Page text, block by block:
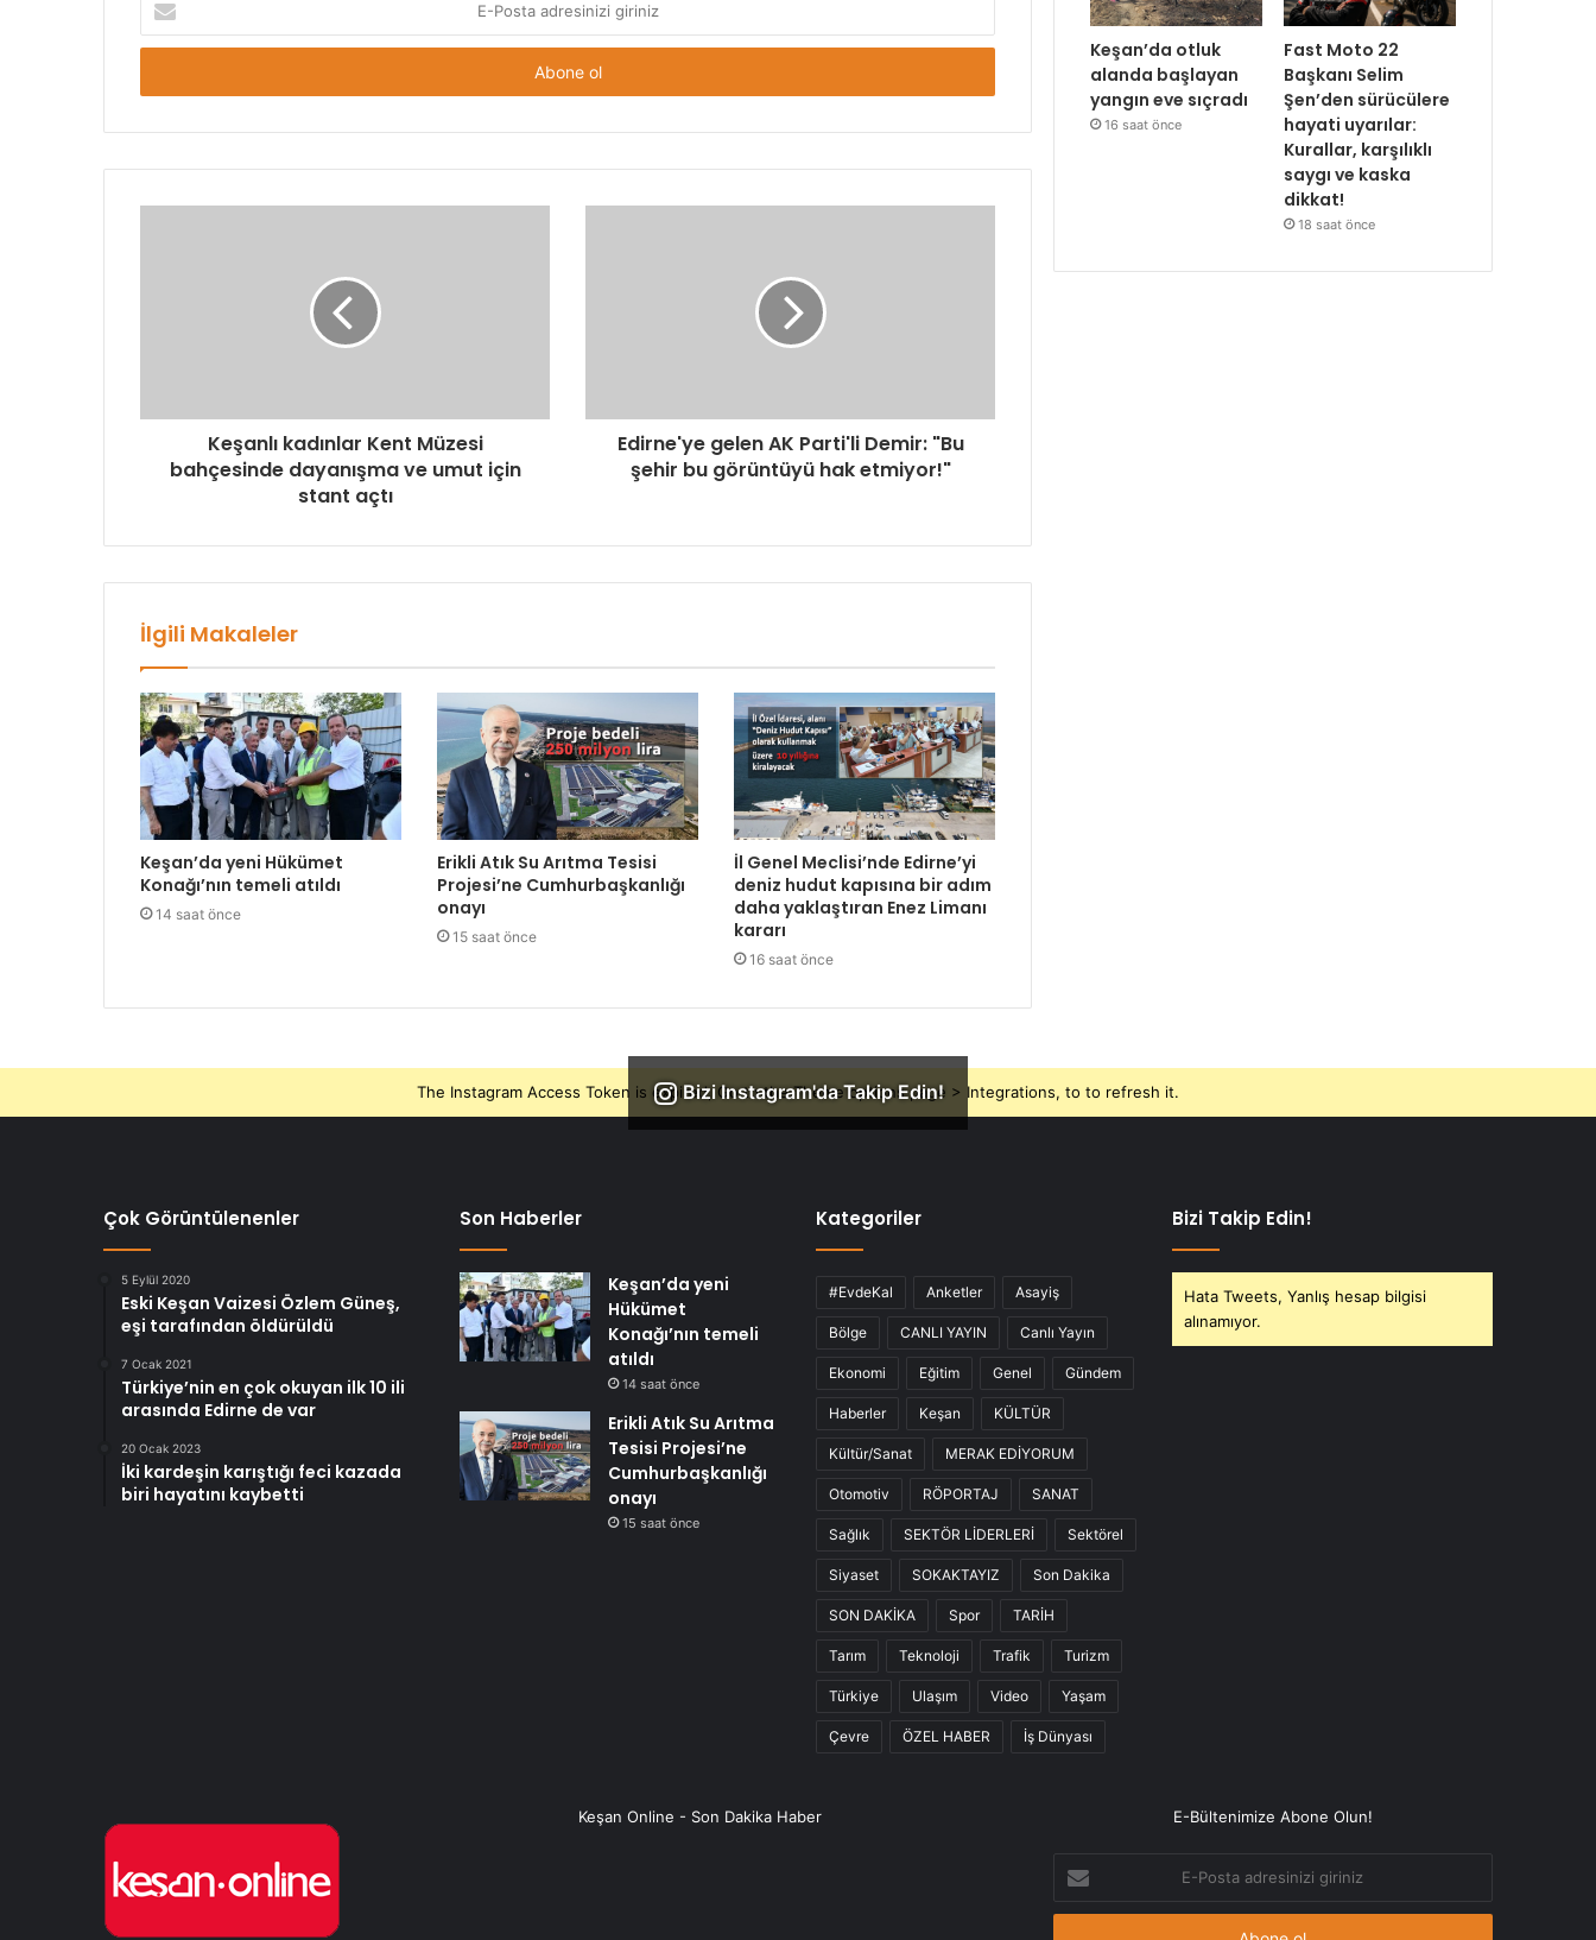
Posta
adresinizi
Keşanlı kadınlar Kent Müzesi
bahçesinde dayanışma ve umut için
stant açtı
Edirne'ye gelen AK Parti'li Demir: "Bu
şehir bu görüntüyü hak etmiyor!"
İlgili Makaleler
Keşan’da yeni Hükümet
Konağı’nın temeli atıldı
14 saat önce
Erikli Atık Su Arıtma Tesisi
Projesi’ne Cumhurbaşkanlığı
onayı
15 saat önce
İl Genel Meclisi’nde Edirne’yi
deniz hudut kapısına bir adım
daha yaklaştıran Enez Limanı
kararı
16 saat önce
Keşan’da otluk
alanda başlayan
yangın eve sıçradı
16 saat önce
Fast Moto 22
Başkanı Selim
Şen’den sürücülere
hayati uyarılar:
Kurallar, karşılıklı
saygı ve kaska
dikkat!
18 saat önce
Bizi Instagram'da Takip Edin!
The Instagram Access Token is expired, Go to the Theme options page > Integrations, to to refresh it.
Çok Görüntülenenler
5 Eylül 2020
Eski Keşan Vaizesi Özlem Güneş,
eşi tarafından öldürüldü
7 Ocak 2021
Türkiye’nin en çok okuyan ilk 10 ili
arasında Edirne de var
20 Ocak 2023
İki kardeşin karıştığı feci kazada
biri hayatını kaybetti
Son Haberler
Keşan’da yeni
Hükümet
Konağı’nın temeli
atıldı
14 saat önce
Erikli Atık Su Arıtma
Tesisi Projesi’ne
Cumhurbaşkanlığı
onayı
15 saat önce
Kategoriler
#EvdeKal Anketler Asayiş
Bölge CANLI YAYIN Canlı Yayın
Ekonomi Eğitim Genel Gündem
Haberler Keşan KÜLTÜR
Kültür/Sanat MERAK EDİYORUM
Otomotiv RÖPORTAJ SANAT
Sağlık SEKTÖR LİDERLERİ Sektörel
Siyaset SOKAKTAYIZ Son Dakika
SON DAKİKA Spor TARİH
Tarım Teknoloji Trafik Turizm
Türkiye Ulaşım Video Yaşam
Çevre ÖZEL HABER İş Dünyası
Bizi Takip Edin!
Hata Tweets, Yanlış hesap bilgisi
alınamıyor.
Keşan Online - Son Dakika Haber E-Bültenimize Abone Olun!
Posta
adresinizi